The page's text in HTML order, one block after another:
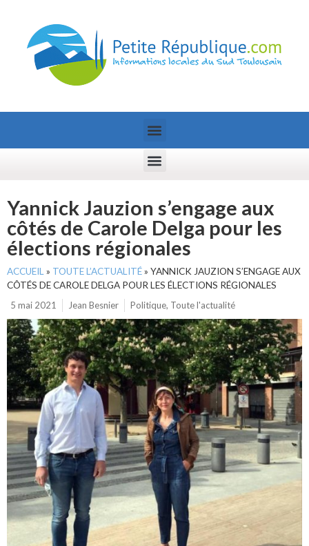
Yannick Jauzion s’engage aux
côtés de Carole Delga pour les
élections régionales
ACCUEIL » TOUTE L’ACTUALITÉ» YANNICK JAUZION S’ENGAGE AUX
CÔTÉS DE CAROLE DELGA POUR LES ÉLECTIONS RÉGIONALES
5 mai 2021
Jean Besnier Politique, Toute l'actualité